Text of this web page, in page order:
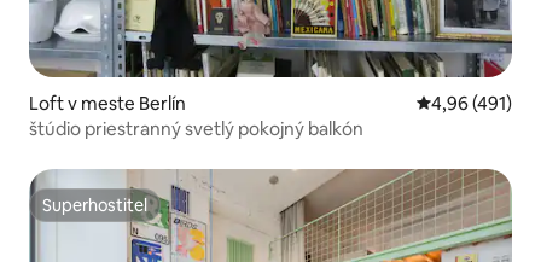
Loft v meste Berlín Priemerné
4,96 (491)
štúdio priestranný svetlý pokojný balkón
Superhostiteľ
Superhostiteľ